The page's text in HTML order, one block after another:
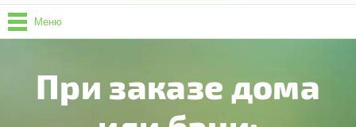
Меню